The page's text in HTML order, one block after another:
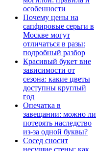
особенности
Почему цены на
сапфировые серьги в
Москве могут
отличаться в разы:
подробный разбор
Красивый букет вне
зависимости от
сезона: какие цветы
доступны круглый
год
Опечатка в
завещании: можно ли
потерять наследство
из-за одной буквы?
Сосед сносит